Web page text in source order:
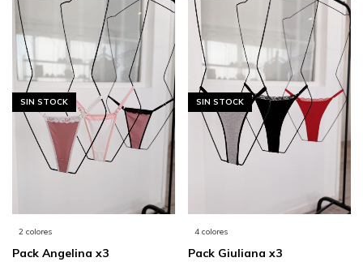
SIN STOCK
2 colores
Pack Angelina x3
SIN STOCK
4 colores
Pack Giuliana x3